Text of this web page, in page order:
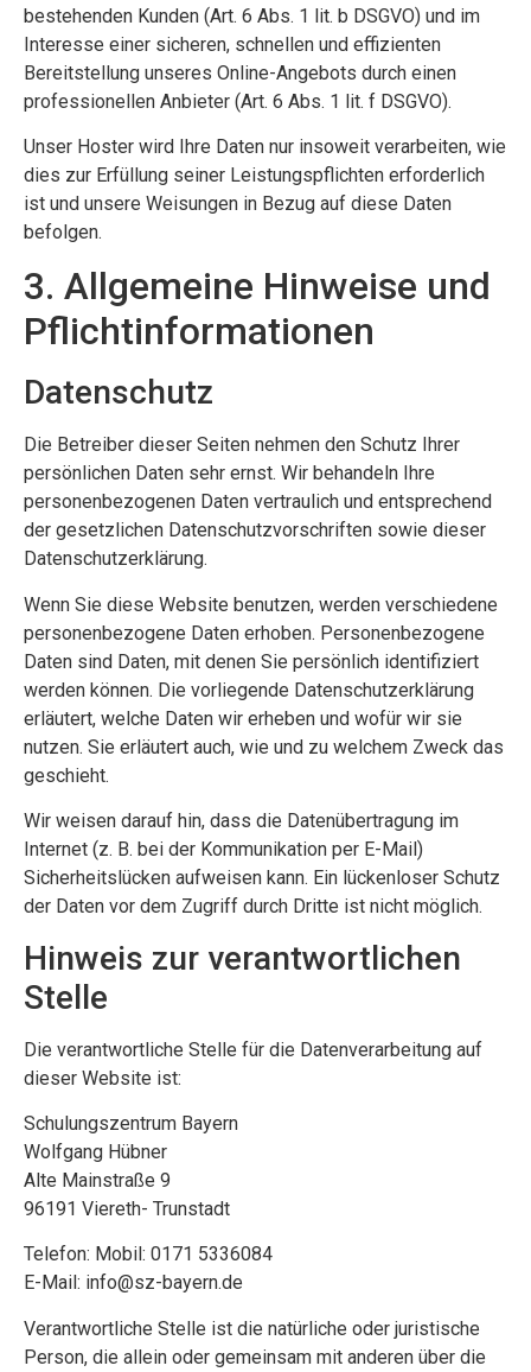
bestehenden Kunden (Art. 6 Abs. 1 lit. b DSGVO) und im
Interesse einer sicheren, schnellen und effizienten
Bereitstellung unseres Online-Angebots durch einen
professionellen Anbieter (Art. 6 Abs. 1 lit. f DSGVO).
Unser Hoster wird Ihre Daten nur insoweit verarbeiten, wie
dies zur Erfüllung seiner Leistungspflichten erforderlich
ist und unsere Weisungen in Bezug auf diese Daten
befolgen.
3. Allgemeine Hinweise und
Pflichtinformationen
Datenschutz
Die Betreiber dieser Seiten nehmen den Schutz Ihrer
persönlichen Daten sehr ernst. Wir behandeln Ihre
personenbezogenen Daten vertraulich und entsprechend
der gesetzlichen Datenschutzvorschriften sowie dieser
Datenschutzerklärung.
Wenn Sie diese Website benutzen, werden verschiedene
personenbezogene Daten erhoben. Personenbezogene
Daten sind Daten, mit denen Sie persönlich identifiziert
werden können. Die vorliegende Datenschutzerklärung
erläutert, welche Daten wir erheben und wofür wir sie
nutzen. Sie erläutert auch, wie und zu welchem Zweck das
geschieht.
Wir weisen darauf hin, dass die Datenübertragung im
Internet (z. B. bei der Kommunikation per E-Mail)
Sicherheitslücken aufweisen kann. Ein lückenloser Schutz
der Daten vor dem Zugriff durch Dritte ist nicht möglich.
Hinweis zur verantwortlichen
Stelle
Die verantwortliche Stelle für die Datenverarbeitung auf
dieser Website ist:
Schulungszentrum Bayern
Wolfgang Hübner
Alte Mainstraße 9
96191 Viereth- Trunstadt
Telefon: Mobil: 0171 5336084
E-Mail: info@sz-bayern.de
Verantwortliche Stelle ist die natürliche oder juristische
Person, die allein oder gemeinsam mit anderen über die